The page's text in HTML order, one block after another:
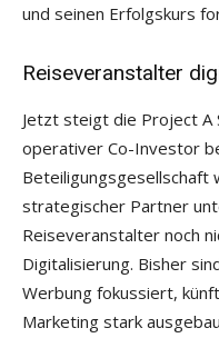
und seinen Erfolgskurs
Reiseveranstalter
Jetzt steigt die Project A
operativer Co-Investor
Beteiligungsgesellschaft
strategischer Partner
Reiseveranstalter noch
Digitalisierung. Bisher
Werbung fokussiert,
Marketing stark